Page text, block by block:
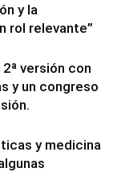
y la
rol relevante”
versión con
y un congreso
y medicina